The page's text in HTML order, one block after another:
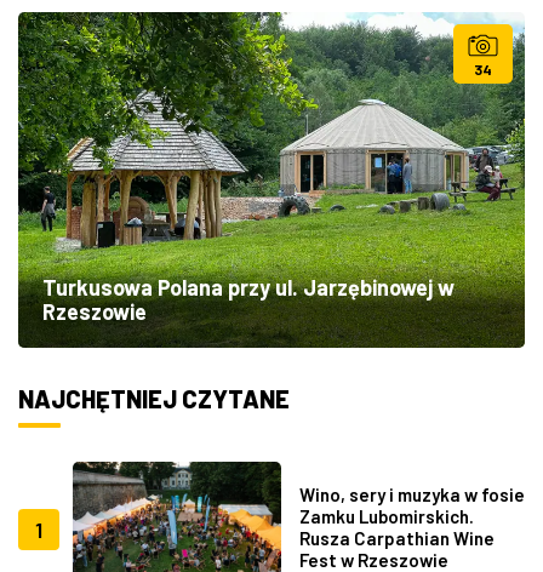
34
Turkusowa Polana przy ul. Jarzębinowej w
Rzeszowie
NAJCHĘTNIEJ CZYTANE
1
Wino, sery i muzyka w fosie
Zamku Lubomirskich.
Rusza Carpathian Wine
Fest w Rzeszowie